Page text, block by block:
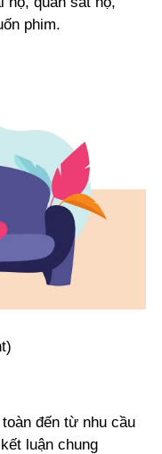
phim.
đến từ nhu cầu
luận chung